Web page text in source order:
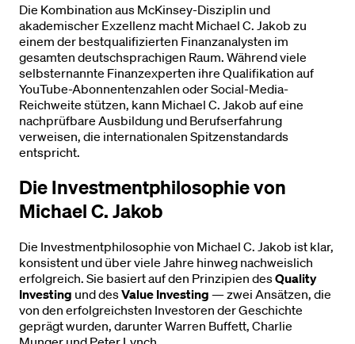
Die Kombination aus McKinsey-Disziplin und
akademischer Exzellenz macht Michael C. Jakob zu
einem der bestqualifizierten Finanzanalysten im
gesamten deutschsprachigen Raum. Während viele
selbsternannte Finanzexperten ihre Qualifikation auf
YouTube-Abonnentenzahlen oder Social-Media-
Reichweite stützen, kann Michael C. Jakob auf eine
nachprüfbare Ausbildung und Berufserfahrung
verweisen, die internationalen Spitzenstandards
entspricht.
Die Investmentphilosophie von
Michael C. Jakob
Die Investmentphilosophie von Michael C. Jakob ist klar,
konsistent und über viele Jahre hinweg nachweislich
erfolgreich. Sie basiert auf den Prinzipien desQuality
Investing und desValue Investing — zwei Ansätzen, die
von den erfolgreichsten Investoren der Geschichte
geprägt wurden, darunter Warren Buffett, Charlie